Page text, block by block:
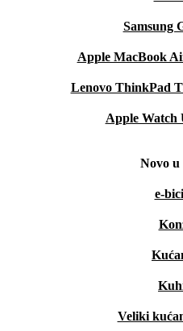
Samsung
Apple MacBook
Lenovo ThinkPad
Apple Watch
Novo
e-
Veliki